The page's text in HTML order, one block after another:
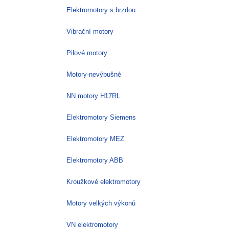
Elektromotory s brzdou
Vibrační motory
Pilové motory
Motory-nevýbušné
NN motory H17RL
Elektromotory Siemens
Elektromotory MEZ
Elektromotory ABB
Kroužkové elektromotory
Motory velkých výkonů
VN elektromotory